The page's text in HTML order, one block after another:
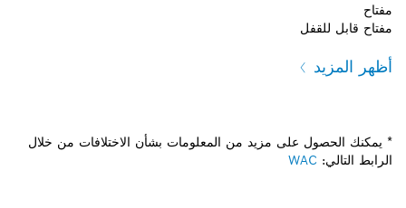
مفتاح
مفتاح قابل للقفل
أظهر المزيد
* يمكنك الحصول على مزيد من المعلومات بشأن الاختلافات من خلال
الرابط التالي: WAC